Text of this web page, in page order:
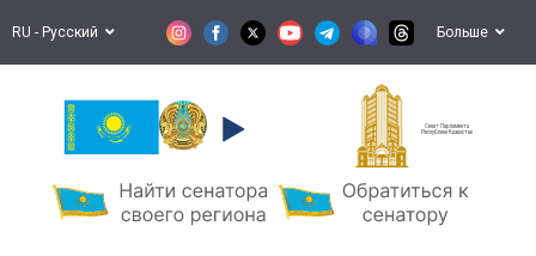
RU - Русский Больше
Сенат Парламента
Республики Казахстан